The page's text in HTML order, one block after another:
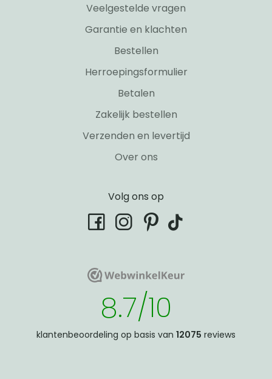
Veelgestelde vragen
Garantie en klachten
Bestellen
Herroepingsformulier
Betalen
Zakelijk bestellen
Verzenden en levertijd
Over ons
Volg ons op
facebookinstagram
pinterest
tiktok
WebwinkelKeurWebwinkelKeur
8.7/10
klantenbeoordeling op basis van 12075 reviews